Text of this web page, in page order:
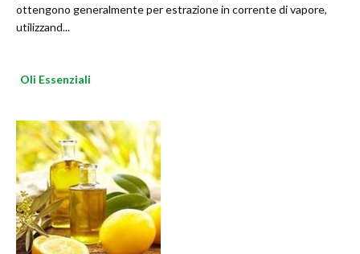
ottengono generalmente per estrazione in corrente di vapore,
utilizzand...
Oli Essenziali